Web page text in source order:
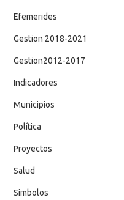
Efemerides
Gestion 2018-2021
Gestion2012-2017
Indicadores
Municipios
Política
Proyectos
Salud
Simbolos